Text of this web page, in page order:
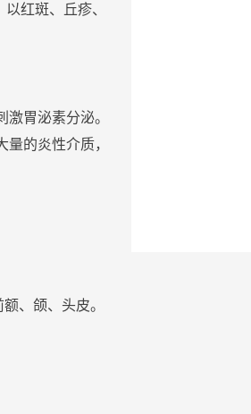
以红斑、 丘疹、
激胃泌素分泌。
的炎性介质，
、颌、 头皮。